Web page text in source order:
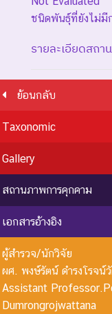
ชนิดพันธุ์ที่ยังไม่มี
รายละเอียดสถ
ระดับความรุนแร
EX : Extinct
EW :
Extinct in
the Wild
สู
ธร
ระดับความรุนแรง
CR :
Critically
ใ
ย้อนกลับ
Taxonomic
Gallery
สถานภาพการคุกคาม
เอกสารอ้างอิง
ผู้สำรวจ/นักวิจัย
ผศ. พงษ์รัตน์ ดำรงโรจน์
Assistant
Dumrongrojwattana